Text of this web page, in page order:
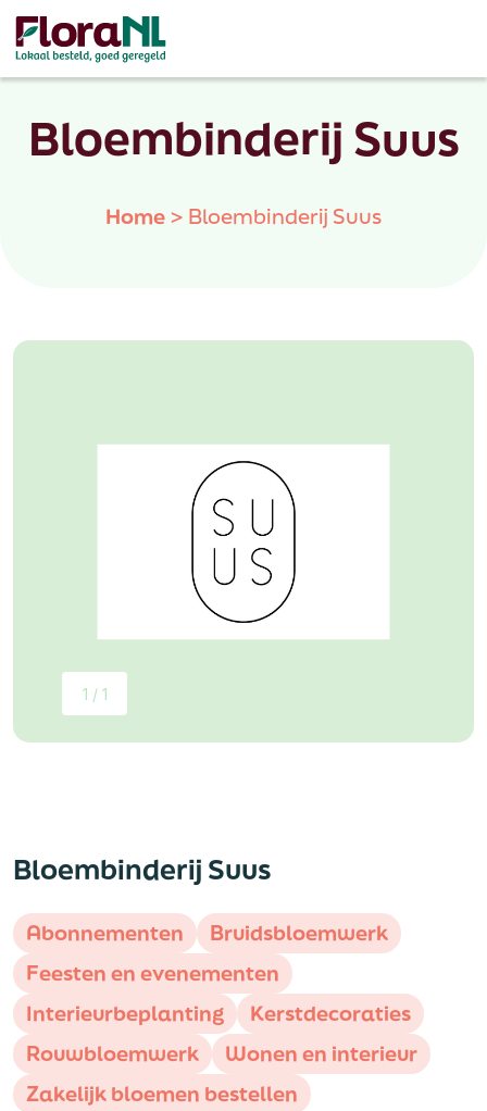
Bloembinderij Suus
Home> Bloembinderij Suus
1 / 1
Bloembinderij Suus
Abonnementen
Bruidsbloemwerk
Feesten en evenementen
Interieurbeplanting
Kerstdecoraties
Rouwbloemwerk
Wonen en interieur
Zakelijk bloemen bestellen